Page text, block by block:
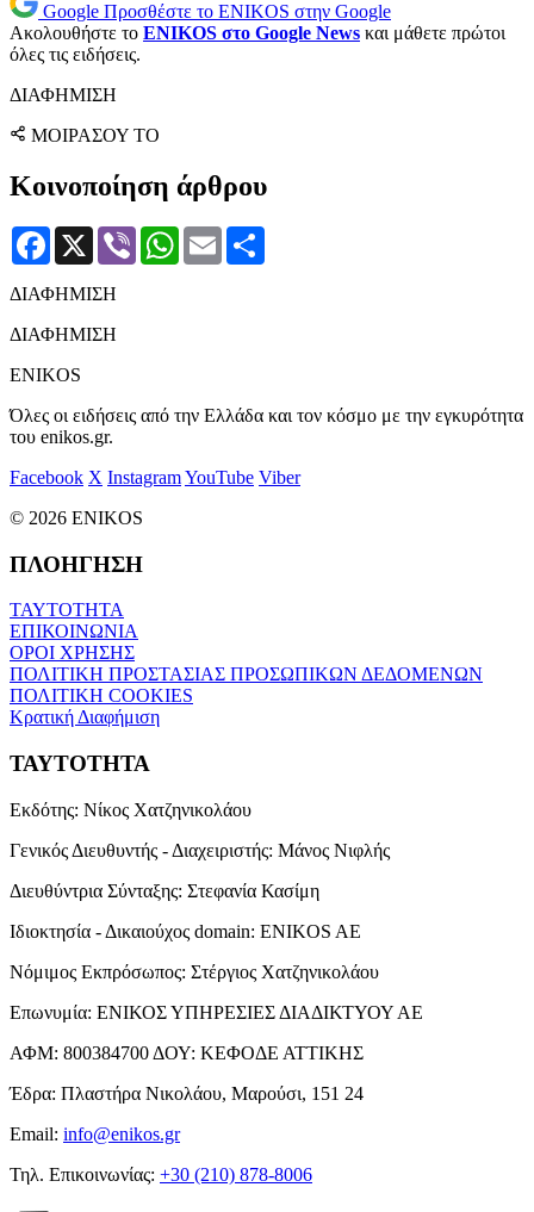
Google Προσθέστε το ENIKOS στην Google
Ακολουθήστε το ENIKOS στο Google News και μάθετε πρώτοι
όλες τις ειδήσεις.
ΔΙΑΦΗΜΙΣΗ
ΜΟΙΡΑΣΟΥ ΤΟ
Κοινοποίηση άρθρου
Facebook
X Viber WhatsApp
Email
ΔΙΑΦΗΜΙΣΗ
ΔΙΑΦΗΜΙΣΗ
ENIKOS
Όλες οι ειδήσεις από την Ελλάδα και τον κόσμο με την εγκυρότητα
του enikos.gr.
Facebook X InstagramYouTube Viber
© 2026 ENIKOS
ΠΛΟΗΓΗΣΗ
ΤΑΥΤΟΤΗΤΑ
ΕΠΙΚΟΙΝΩΝΙΑ
ΟΡΟΙ ΧΡΗΣΗΣ
ΠΟΛΙΤΙΚΗ ΠΡΟΣΤΑΣΙΑΣ ΠΡΟΣΩΠΙΚΩΝ ΔΕΔΟΜΕΝΩΝ
ΠΟΛΙΤΙΚΗ COOKIES
Κρατική Διαφήμιση
ΤΑΥΤΟΤΗΤΑ
Εκδότης: Νίκος Χατζηνικολάου
Γενικός Διευθυντής - Διαχειριστής: Μάνος Νιφλής
Διευθύντρια Σύνταξης: Στεφανία Κασίμη
Ιδιοκτησία - Δικαιούχος domain: ENIKOS AE
Νόμιμος Εκπρόσωπος: Στέργιος Χατζηνικολάου
Επωνυμία: ΕΝΙΚΟΣ ΥΠΗΡΕΣΙΕΣ ΔΙΑΔΙΚΤΥΟΥ ΑΕ
ΑΦΜ: 800384700 ΔΟΥ: ΚΕΦΟΔΕ ΑΤΤΙΚΗΣ
Έδρα: Πλαστήρα Νικολάου, Μαρούσι, 151 24
Email: info@enikos.gr
Τηλ. Επικοινωνίας: +30 (210) 878-8006